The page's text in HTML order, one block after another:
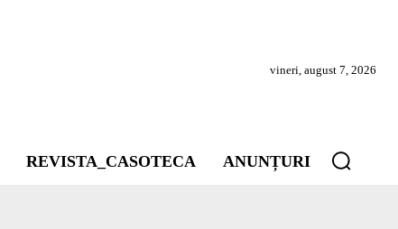
vineri, august 7, 2026
REVISTA_CASOTECA ANUNȚURI